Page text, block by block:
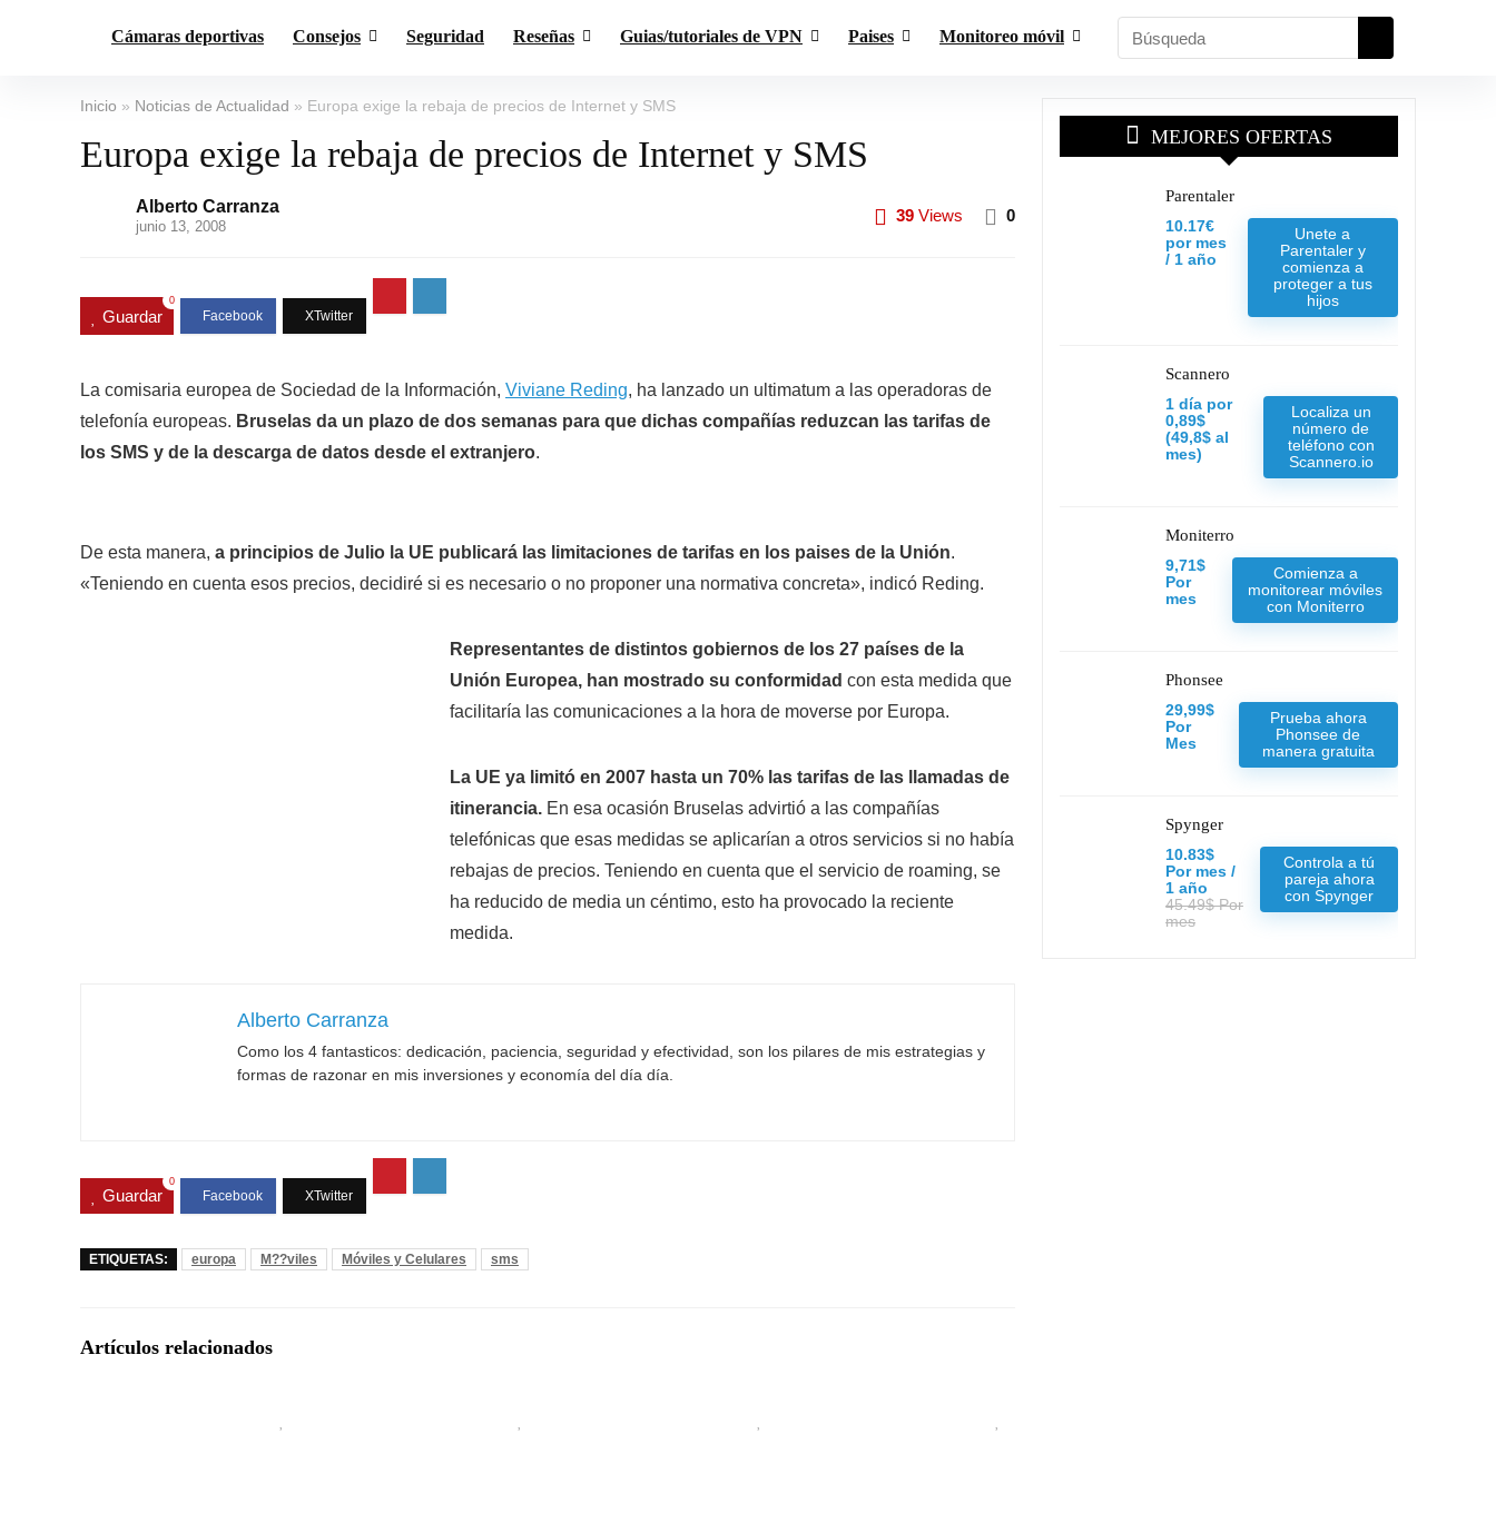
Cámaras deportivas Consejos Seguridad Reseñas Guias/tutoriales de VPN Paises Monitoreo móvil
Inicio » Noticias de Actualidad » Europa exige la rebaja de precios de Internet y SMS
Europa exige la rebaja de precios de Internet y SMS
Alberto Carranza
junio 13, 2008
39 Views 0
Guardar
0
La comisaria europea de Sociedad de la Información, Viviane Reding, ha lanzado un ultimatum a las operadoras de
telefonía europeas. Bruselas da un plazo de dos semanas para que dichas compañías reduzcan las tarifas de
los SMS y de la descarga de datos desde el extranjero.
De esta manera, a principios de Julio la UE publicará las limitaciones de tarifas en los paises de la Unión.
«Teniendo en cuenta esos precios, decidiré si es necesario o no proponer una normativa concreta», indicó Reding.
Representantes de distintos gobiernos de los 27 países de la
Unión Europea, han mostrado su conformidad con esta medida que
facilitaría las comunicaciones a la hora de moverse por Europa.
La UE ya limitó en 2007 hasta un 70% las tarifas de las llamadas de
itinerancia. En esa ocasión Bruselas advirtió a las compañías
telefónicas que esas medidas se aplicarían a otros servicios si no había
rebajas de precios. Teniendo en cuenta que el servicio de roaming, se
ha reducido de media un céntimo, esto ha provocado la reciente
medida.
Alberto Carranza
Como los 4 fantasticos: dedicación, paciencia, seguridad y efectividad, son los pilares de mis estrategias y
formas de razonar en mis inversiones y economía del día día.
Guardar
0
ETIQUETAS: europa M??viles Móviles y Celulares sms
Artículos relacionados
MEJORES OFERTAS
Parentaler
10.17€
por mes
/ 1 año
Unete a
Parentaler y
comienza a
proteger a tus
hijos
Scannero
1 día por
0,89$
(49,8$ al
mes)
Localiza un
número de
teléfono con
Scannero.io
Moniterro
9,71$
Por
mes
Comienza a
monitorear móviles
con Moniterro
Phonsee
29,99$
Por
Mes
Prueba ahora
Phonsee de
manera gratuita
Spynger
10.83$
Por mes /
1 año
45.49$ Por
mes
Controla a tú
pareja ahora
con Spynger